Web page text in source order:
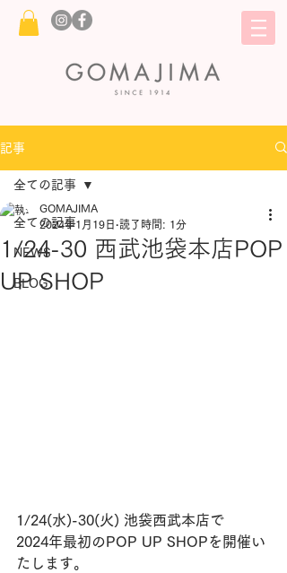
記事
全ての記事
NEWS
BLOG
全ての記事
1/24-30 西武池袋本店POP
UP SHOP
GOMAJIMA
2024年1月19日 読了時間: 1分
1/24(水)-30(火) 池袋西武本店で
2024年最初のPOP UP SHOPを開催い
たします。